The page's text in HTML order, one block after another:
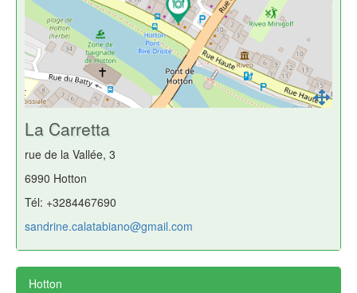
La Carretta
rue de la Vallée, 3
6990 Hotton
Tél: +3284467690
sandrine.calatabiano@gmail.com
Hotton